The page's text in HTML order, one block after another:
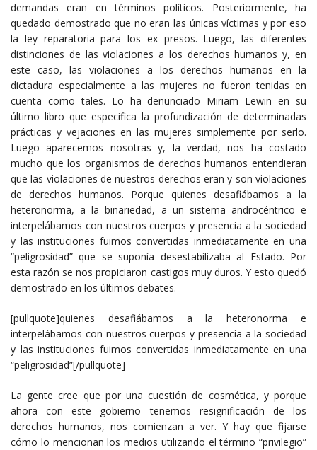
demandas eran en términos políticos. Posteriormente, ha
quedado demostrado que no eran las únicas víctimas y por eso
la ley reparatoria para los ex presos. Luego, las diferentes
distinciones de las violaciones a los derechos humanos y, en
este caso, las violaciones a los derechos humanos en la
dictadura especialmente a las mujeres no fueron tenidas en
cuenta como tales. Lo ha denunciado Miriam Lewin en su
último libro que especifica la profundización de determinadas
prácticas y vejaciones en las mujeres simplemente por serlo.
Luego aparecemos nosotras y, la verdad, nos ha costado
mucho que los organismos de derechos humanos entendieran
que las violaciones de nuestros derechos eran y son violaciones
de derechos humanos. Porque quienes desafiábamos a la
heteronorma, a la binariedad, a un sistema androcéntrico e
interpelábamos con nuestros cuerpos y presencia a la sociedad
y las instituciones fuimos convertidas inmediatamente en una
“peligrosidad” que se suponía desestabilizaba al Estado. Por
esta razón se nos propiciaron castigos muy duros. Y esto quedó
demostrado en los últimos debates.
[pullquote]quienes desafiábamos a la heteronorma e
interpelábamos con nuestros cuerpos y presencia a la sociedad
y las instituciones fuimos convertidas inmediatamente en una
“peligrosidad”[/pullquote]
La gente cree que por una cuestión de cosmética, y porque
ahora con este gobierno tenemos resignificación de los
derechos humanos, nos comienzan a ver. Y hay que fijarse
cómo lo mencionan los medios utilizando el término “privilegio”